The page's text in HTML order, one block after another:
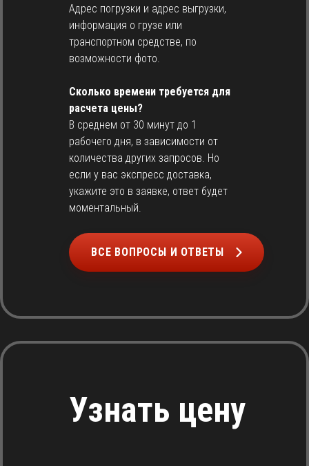
Адрес погрузки и адрес выгрузки,
информация о грузе или
транспортном средстве, по
возможности фото.
Сколько времени требуется для
расчета цены?
В среднем от 30 минут до 1
рабочего дня, в зависимости от
количества других запросов. Но
если у вас экспресс доставка,
укажите это в заявке, ответ будет
моментальный.
ВСЕ ВОПРОСЫ И ОТВЕТЫ
Узнать цену